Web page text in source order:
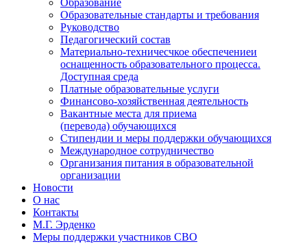
Образование
Образовательные стандарты и требования
Руководство
Педагогический состав
Материально-техничесчкое обеспечениеи
оснащенность образовательного процесса.
Доступная среда
Платные образовательные услуги
Финансово-хозяйственная деятельность
Вакантные места для приема
(перевода) обучающихся
Стипендии и меры поддержки обучающихся
Международное сотрудничество
Организания питания в образовательной
организации
Новости
О нас
Контакты
М.Г. Эрденко
Меры поддержки участников СВО